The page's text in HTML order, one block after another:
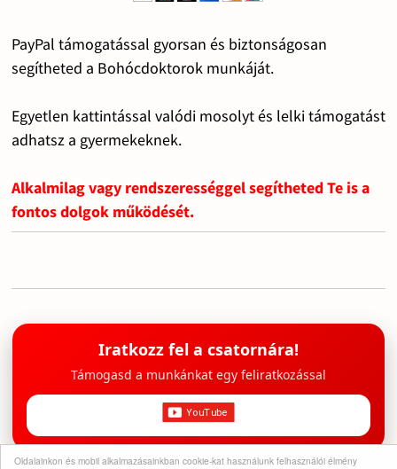
Oldalainkon és mobil alkalmazásainkban cookie-kat használunk felhasználói élmény
PayPal támogatással gyorsan és biztonságosan
segítheted a Bohócdoktorok munkáját.
Egyetlen kattintással valódi mosolyt és lelki támogatást
adhatsz a gyermekeknek.
Alkalmilag vagy rendszerességgel segítheted Te is a
fontos dolgok működését.
Iratkozz fel a csatornára!
Támogasd a munkánkat egy feliratkozással